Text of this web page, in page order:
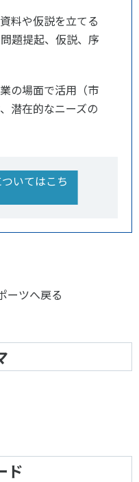
料や仮説を立てる
題提起、仮説、序
の場面で活用（市
潜在的なニーズの
いてはこち
ーツへ戻る
ド